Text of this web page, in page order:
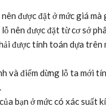
được đặt ở mức giá
nên được đặt từ cơ sở
được tính toán dựa trên
và điểm dừng lỗ ta mới
bạn ở mức có xác suất